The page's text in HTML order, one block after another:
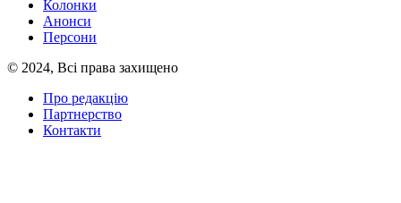
Колонки
Анонси
Персони
© 2024, Всі права захищено
Про редакцію
Партнерство
Контакти